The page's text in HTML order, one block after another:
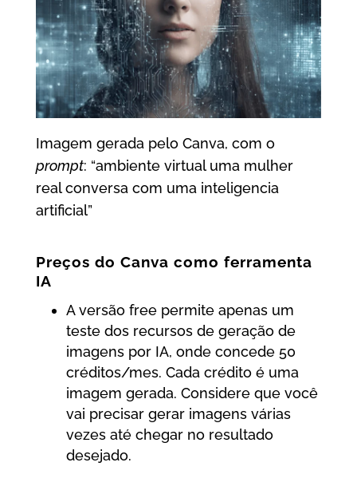
Imagem gerada pelo Canva, com o
prompt: “ambiente virtual uma mulher
real conversa com uma inteligencia
artificial”
Preços do Canva como ferramenta
IA
A versão free permite apenas um
teste dos recursos de geração de
imagens por IA, onde concede 50
créditos/mes. Cada crédito é uma
imagem gerada. Considere que você
vai precisar gerar imagens várias
vezes até chegar no resultado
desejado.